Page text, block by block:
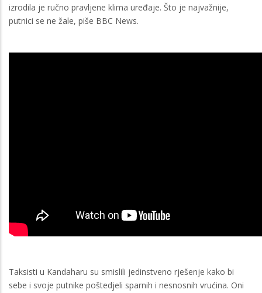
izrodila je ručno pravljene klima uređaje. Što je najvažnije,
putnici se ne žale, piše BBC News.
Taksisti u Kandaharu su smislili jedinstveno rješenje kako bi
sebe i svoje putnike poštedjeli sparnih i nesnosnih vrućina. Oni